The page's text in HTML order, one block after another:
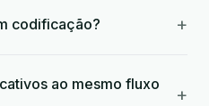
codificação? +
ao mesmo fluxo
+